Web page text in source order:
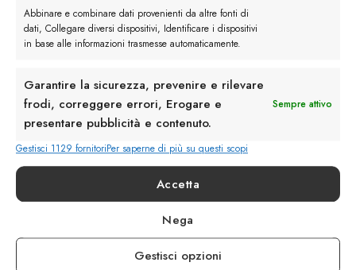
Abbinare e combinare dati provenienti da altre fonti di
dati, Collegare diversi dispositivi, Identificare i dispositivi
in base alle informazioni trasmesse automaticamente.
Garantire la sicurezza, prevenire e rilevare
frodi, correggere errori, Erogare e
presentare pubblicità e contenuto.
Sempre attivo
Gestisci 1129 fornitoriPer saperne di più su questi scopi
Accetta
Nega
Gestisci opzioni
Rimani in contatto con noi
+39 02 468042
MI 20145 • Milano
Via Belfiore 9